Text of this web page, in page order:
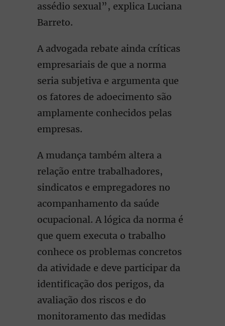
assédio sexual”, explica Luciana
Barreto.
A advogada rebate ainda críticas
empresariais de que a norma
seria subjetiva e argumenta que
os fatores de adoecimento são
amplamente conhecidos pelas
empresas.
A mudança também altera a
relação entre trabalhadores,
sindicatos e empregadores no
acompanhamento da saúde
ocupacional. A lógica da norma é
que quem executa o trabalho
conhece os problemas concretos
da atividade e deve participar da
identificação dos perigos, da
avaliação dos riscos e do
monitoramento das medidas